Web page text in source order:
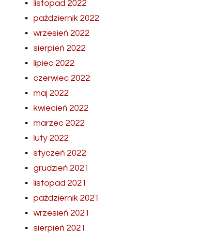
listopad 2022
październik 2022
wrzesień 2022
sierpień 2022
lipiec 2022
czerwiec 2022
maj 2022
kwiecień 2022
marzec 2022
luty 2022
styczeń 2022
grudzień 2021
listopad 2021
październik 2021
wrzesień 2021
sierpień 2021